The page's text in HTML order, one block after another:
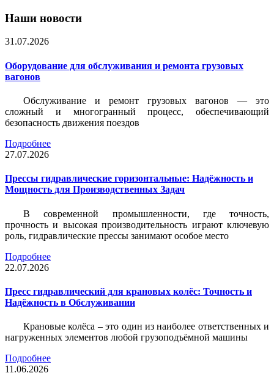
Наши новости
31.07.2026
Оборудование для обслуживания и ремонта грузовых
вагонов
Обслуживание и ремонт грузовых вагонов — это
сложный и многогранный процесс, обеспечивающий
безопасность движения поездов
Подробнее
27.07.2026
Прессы гидравлические горизонтальные: Надёжность и
Мощность для Производственных Задач
В современной промышленности, где точность,
прочность и высокая производительность играют ключевую
роль, гидравлические прессы занимают особое место
Подробнее
22.07.2026
Пресс гидравлический для крановых колёс: Точность и
Надёжность в Обслуживании
Крановые колёса – это один из наиболее ответственных и
нагруженных элементов любой грузоподъёмной машины
Подробнее
11.06.2026